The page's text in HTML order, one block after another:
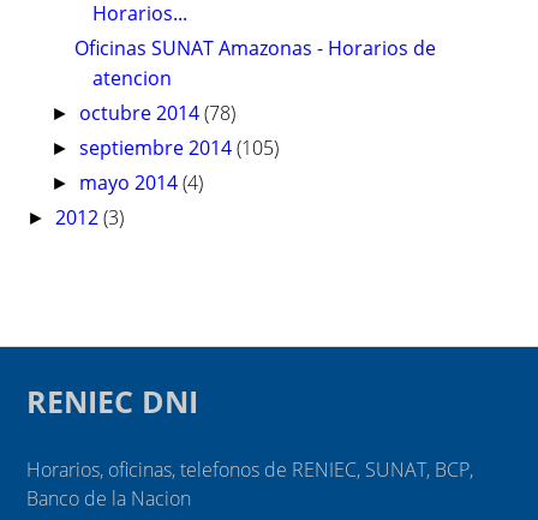
Horarios...
Oficinas SUNAT Amazonas - Horarios de
atencion
► octubre 2014(78)
► septiembre 2014(105)
► mayo 2014(4)
► 2012(3)
RENIEC DNI
Horarios, oficinas, telefonos de RENIEC, SUNAT, BCP,
Banco de la Nacion